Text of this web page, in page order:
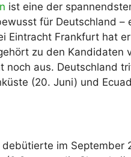
ist eine der
für Deutschland
Eintracht Frankfurt hat
zu den Kandidaten
noch aus. Deutschland
(20. Juni) und
debütierte im September